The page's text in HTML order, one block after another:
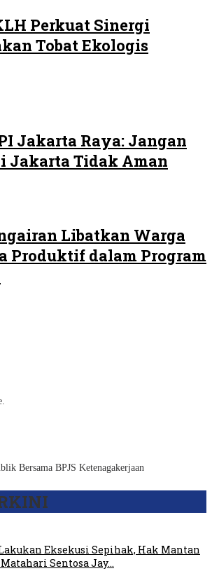
Perkuat Sinergi
Tobat Ekologis
Jakarta Raya: Jangan
Jakarta Tidak Aman
Libatkan Warga
Produktif dalam Program
Eksekusi Sepihak, Hak Mantan
Sentosa Jay…